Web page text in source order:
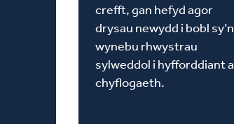
crefft, gan hefyd agor
drysau newydd i bobl sy’n
wynebu rhwystrau
sylweddol i hyfforddiant a
chyflogaeth.